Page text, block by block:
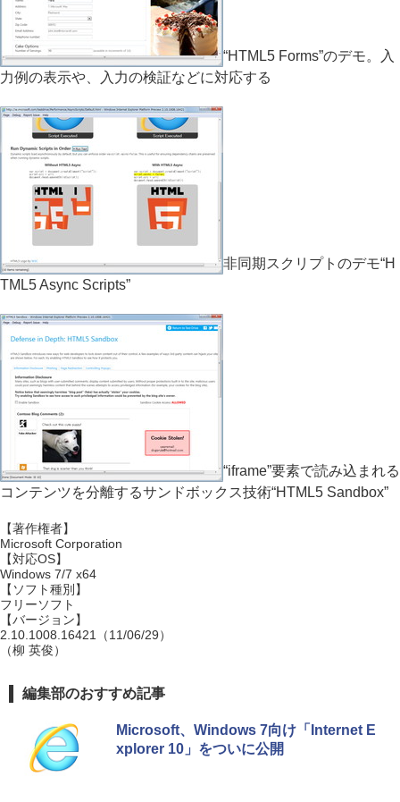
“HTML5 Forms”のデモ。入
力例の表示や、入力の検証などに対応する
非同期スクリプトのデモ“H
TML5 Async Scripts”
“iframe”要素で読み込まれる
コンテンツを分離するサンドボックス技術“HTML5 Sandbox”
【著作権者】
Microsoft Corporation
【対応OS】
Windows 7/7 x64
【ソフト種別】
フリーソフト
【バージョン】
2.10.1008.16421（11/06/29）
（柳 英俊）
編集部のおすすめ記事
Microsoft、Windows 7向け「Internet E
xplorer 10」をついに公開